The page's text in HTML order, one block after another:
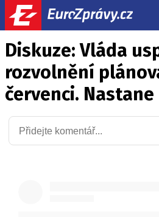
Diskuze: Vláda
rozvolnění
červenci.